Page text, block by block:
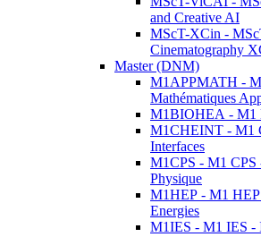
and Creative AI
MScT-XCin -
Cinematography
Master (DNM)
M1APPMATH -
Mathématiques
M1BIOHEA - M1
M1CHEINT - M1
Interfaces
M1CPS - M1 CPS
Physique
M1HEP - M1 HEP
Energies
M1IES - M1 IES -